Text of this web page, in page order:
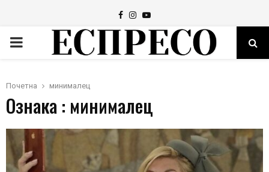
Facebook
Instagram
Youtube
PRIMARY
Почетна минималец
Ознака : минималец